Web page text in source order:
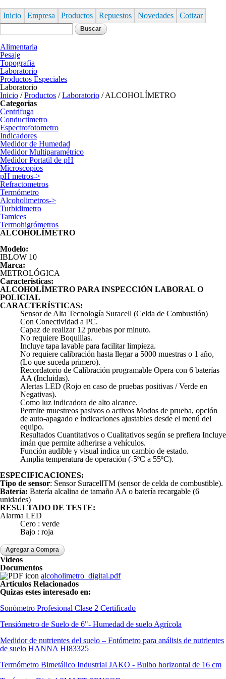
contenido
principal
Inicio Empresa Productos Repuestos Novedades
Cotizar
Formulario de búsqueda
Alimentaria
Pesaje
Topografia
Laboratorio
Productos Especiales
Laboratorio
Inicio / Productos / Laboratorio / ALCOHOLÍMETRO
Categorias
Centrifuga
Conductimetro
Espectrofotometro
Indicadores
Medidor de Humedad
Medidor Multiparamétrico
Medidor Portatil de pH
Microscopios
pH metros->
Refractometros
Termómetro
Alcoholimetros->
Turbidimetro
Tamices
Termohigrómetros
ALCOHOLÍMETRO
Modelo:
IBLOW 10
Marca:
METROLÓGICA
Caracteristicas:
ALCOHOLÍMETRO PARA INSPECCIÓN LABORAL O
POLICIAL
CARACTERÍSTICAS:
Sensor de Alta Tecnología Suracell (Celda de Combustión)
Con Conectividad a PC.
Capaz de realizar 12 pruebas por minuto.
No requiere Boquillas.
Incluye tapa lavable para facilitar limpieza.
No requiere calibración hasta llegar a 5000 muestras o 1 año,
(Lo que suceda primero).
Recordatorio de Calibración programable Opera con 6 baterías
AA (Incluidas).
Alertas LED (Rojo en caso de pruebas positivas / Verde en
Negativas).
Como luz indicadora de alto alcance.
Permite muestreos pasivos o activos Modos de prueba, opción
de auto-apagado e indicaciones ajustables desde el menú del
equipo.
Resultados Cuantitativos o Cualitativos según se prefiera Incluye
imán que permite adherirse a vehículos.
Función audible y visual indica un cambio de estado.
Amplia temperatura de operación (-5ºC a 55ºC).
ESPECIFICACIONES:
Tipo de sensor: Sensor SuracellTM (sensor de celda de combustible).
Batería: Batería alcalina de tamaño AA o batería recargable (6
unidades)
RESULTADO DE TESTE:
Alarma LED
Cero : verde
Bajo : roja
Videos
Documentos
alcoholimetro_digital.pdf
Articulos Relacionados
Quizas estes interesado en:
Sonómetro Profesional Clase 2 Certificado
Tensiómetro de Suelo de 6"- Humedad de suelo Agrícola
Medidor de nutrientes del suelo – Fotómetro para análisis de nutrientes
de suelo HANNA HI83325
Termómetro Bimetálico Industrial JAKO - Bulbo horizontal de 16 cm